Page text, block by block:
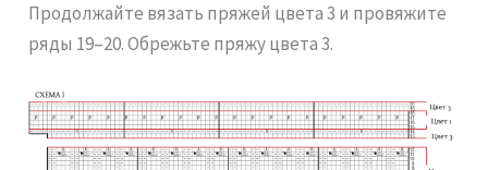
Продолжайте вязать пряжей цвета 3 и провяжите
ряды 19–20. Обрежьте пряжу цвета 3.